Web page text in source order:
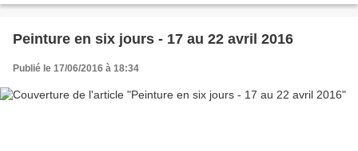
Peinture en six jours - 17 au 22 avril 2016
Publié le 17/06/2016 à 18:34